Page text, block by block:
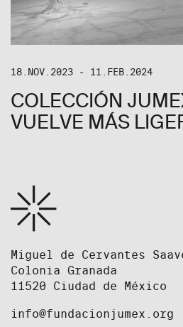
18.NOV.2023 - 11.FEB.2024
COLECCIÓN
VUELVE MÁS
Miguel de Cervantes
Colonia Granada
11520 Ciudad de México
info@fundacionjumex.org